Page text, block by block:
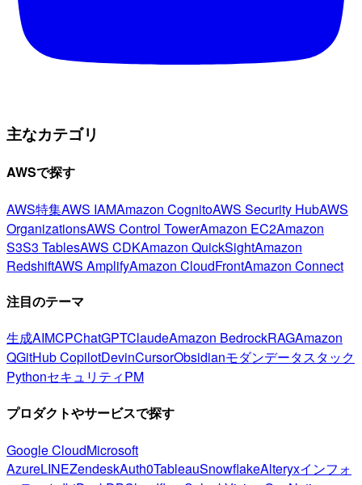
主なカテゴリ
AWSで探す
AWS特集AWS IAMAmazon CognitoAWS Security HubAWS
OrganizationsAWS Control TowerAmazon EC2Amazon
S3S3 TablesAWS CDKAmazon QuickSightAmazon
RedshiftAWS AmplifyAmazon CloudFrontAmazon Connect
注目のテーマ
生成AIMCPChatGPTClaudeAmazon BedrockRAGAmazon
QGitHub CopilotDevinCursorObsidianモダンデータスタック
PythonセキュリティPM
プロダクトやサービスで探す
Google CloudMicrosoft
AzureLINEZendeskAuth0TableauSnowflakeAlteryxインフォ